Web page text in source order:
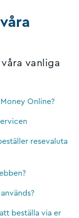
vanliga
Online?
resevaluta
beställa via er